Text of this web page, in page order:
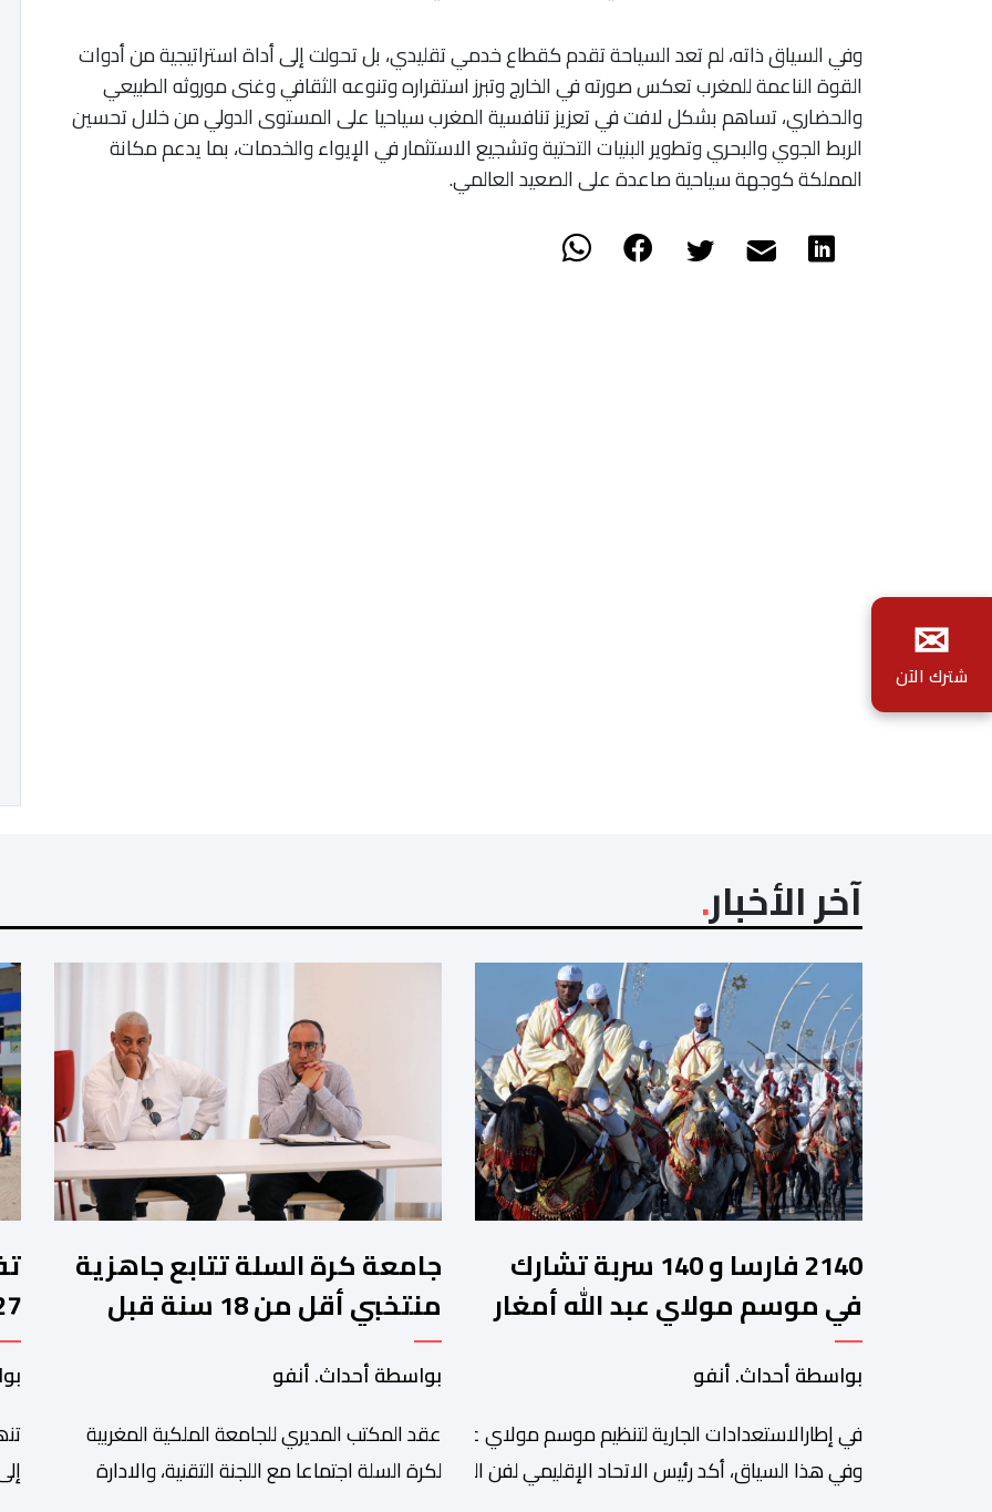
وفي السياق ذاته، لم تعد السياحة تقدم كقطاع خدمي تقليدي، بل تحولت إلى أداة استراتيجية من أدوات
القوة الناعمة للمغرب تعكس صورته في الخارج وتبرز استقراره وتنوعه الثقافي وغنى موروثه الطبيعي
والحضاري، تساهم بشكل لافت في تعزيز تنافسية المغرب سياحيا على المستوى الدولي من خلال تحسين
الربط الجوي والبحري وتطوير البنيات التحتية وتشجيع الاستثمار في الإيواء والخدمات، بما يدعم مكانة
المملكة كوجهة سياحية صاعدة على الصعيد العالمي.
آخر الأخبار
2140 فارسا و 140 سربة تشارك
في موسم مولاي عبد الله أمغار
بواسطة أحداث. أنفو
في إطارالاستعدادات الجارية لتنظيم موسم مولاي عبد الله أمغار،تواصلت عملية إحصاء السربات المشاركة في
وفي هذا السياق، أكد رئيس الاتحاد الإقليمي لفن التبوريدة،
جامعة كرة السلة تتابع جاهزية
منتخبي أقل من 18 سنة قبل
كأس إفريقيا
بواسطة أحداث. أنفو
عقد المكتب المديري للجامعة الملكية المغربية
لكرة السلة اجتماعا مع اللجنة التقنية، والادارة
✉
شترك الآن